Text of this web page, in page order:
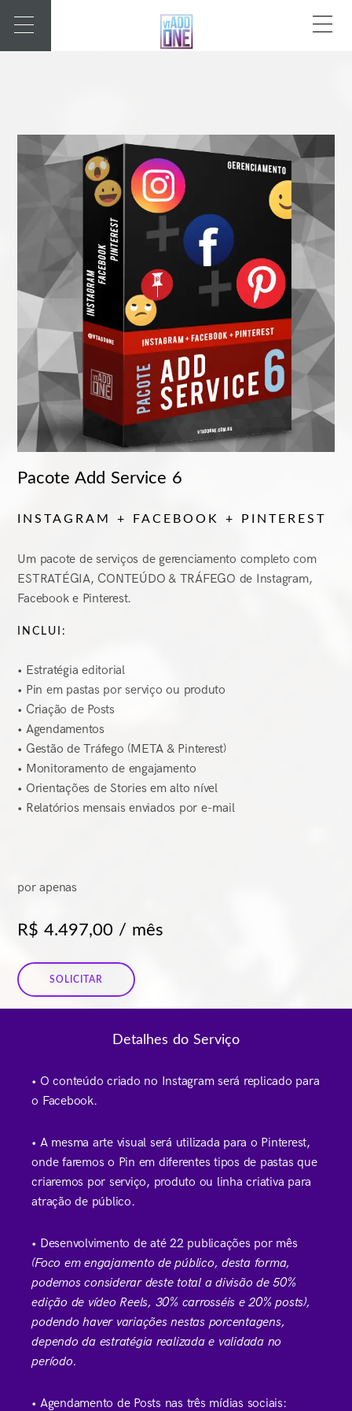
Pacote Add Service 6
INSTAGRAM + FACEBOOK + PINTEREST
Um pacote de serviços de gerenciamento completo com
ESTRATÉGIA, CONTEÚDO & TRÁFEGO de Instagram,
Facebook e Pinterest.
INCLUI:
• Estratégia editorial
• Pin em pastas por serviço ou produto
• Criação de Posts
• Agendamentos
• Gestão de Tráfego (META & Pinterest)
• Monitoramento de engajamento
• Orientações de Stories em alto nível
• Relatórios mensais enviados por e-mail
por apenas
R$ 4.497,00 / mês
SOLICITAR
Detalhes do Serviço
• O conteúdo criado no Instagram será replicado para
o Facebook.
• A mesma arte visual será utilizada para o Pinterest,
onde faremos o Pin em diferentes tipos de pastas que
criaremos por serviço, produto ou linha criativa para
atração de público.
• Desenvolvimento de até 22 publicações por mês
(Foco em engajamento de público, desta forma,
podemos considerar deste total a divisão de 50%
edição de vídeo Reels, 30% carrosséis e 20% posts),
podendo haver variações nestas porcentagens,
dependo da estratégia realizada e validada no
período.
• Agendamento de Posts nas três mídias sociais: